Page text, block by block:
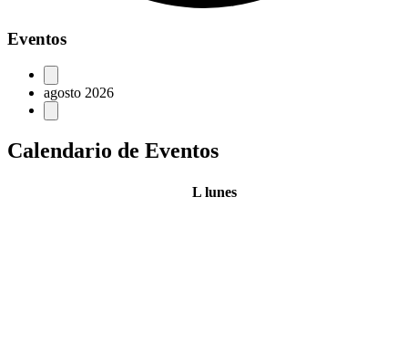
Eventos
agosto 2026
Calendario de Eventos
L lunes